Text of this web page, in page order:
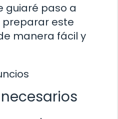
guiaré paso a
este
manera fácil y